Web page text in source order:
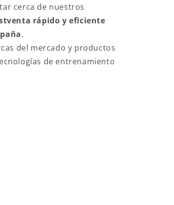
cerca de nuestros
rápido y eficiente
.
del mercado y productos
de entrenamiento